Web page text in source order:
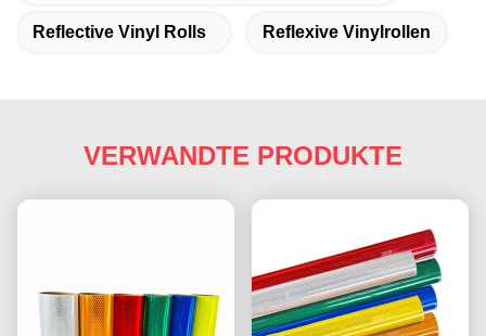
Reflective Vinyl Rolls Reflexive Vinylrollen
VERWANDTE PRODUKTE